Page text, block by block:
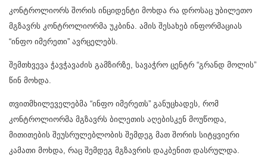
კონტროლიორს შორის ინციდენტი მოხდა რა დროსაც უბილეთო
მგზავრს კონტროლიორმა უკბინა. ამის შესახებ ინფორმაციას
“ინფო იმერეთი” ავრცელებს.
შემთხვევა ჭავჭავაძის გამზირზე, სავაჭრო ცენტრ “გრანდ მოლის”
წინ მოხდა.
თვითმხილეველებმა “ინფო იმერეთს” განუცხადეს, რომ
კონტროლიორმა მგზავრს ბილეთის აღებისკენ მოუწოდა,
მითითების შეუსრულებლობის შემდეგ მათ შორის სიტყვიერი
კამათი მოხდა, რაც შემდეგ მგზავრის დაკბენით დასრულდა.